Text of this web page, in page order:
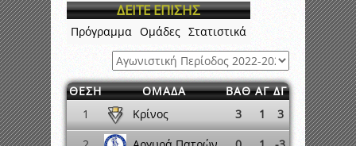
ΔΕΙΤΕ ΕΠΙΣΗΣ
Πρόγραμμα Ομάδες Στατιστικά
ΘΕΣΗ ΟΜΑΔΑ ΒΑΘ ΑΓ ΔΓ
1
Κρίνος 3 1
3